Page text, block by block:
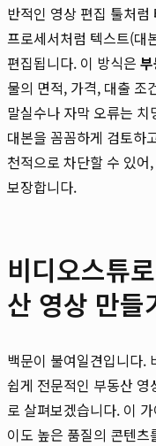
반적인 영상 편집 툴처
프로세서처럼 텍스트(대
편집됩니다. 이 방식은
물의 면적, 가격, 대출 조
말실수나 자막 오류는
대본을 꼼꼼하게 검토하
천적으로 차단할 수 있어
보장합니다.
비디오스튜
산 영상 만들
백문이 불여일견입니다.
쉽게 전문적인 부동산 영
로 살펴보겠습니다. 이
이도 높은 품질의 콘텐